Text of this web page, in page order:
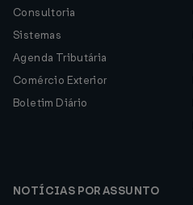
Consultoria
Sistemas
Agenda Tributária
Comércio Exterior
Boletim Diário
NOTÍCIAS POR ASSUNTO